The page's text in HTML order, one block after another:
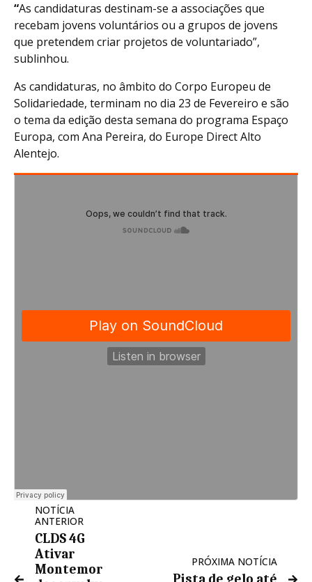
“As candidaturas destinam-se a associações que
recebam jovens voluntários ou a grupos de jovens
que pretendem criar projetos de voluntariado”,
sublinhou.
As candidaturas, no âmbito do Corpo Europeu de
Solidariedade, terminam no dia 23 de Fevereiro e são
o tema da edição desta semana do programa Espaço
Europa, com Ana Pereira, do Europe Direct Alto
Alentejo.
NOTÍCIA
ANTERIOR
CLDS 4G
Ativar
Montemor
PRÓXIMA NOTÍCIA